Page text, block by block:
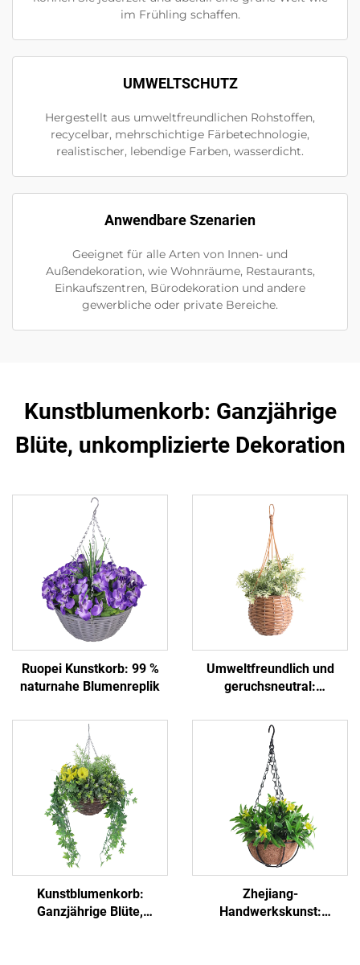
im Frühling schaffen.
UMWELTSCHUTZ
Hergestellt aus umweltfreundlichen Rohstoffen,
recycelbar, mehrschichtige Färbetechnologie,
realistischer, lebendige Farben, wasserdicht.
Anwendbare Szenarien
Geeignet für alle Arten von Innen- und
Außendekoration, wie Wohnräume, Restaurants,
Einkaufszentren, Bürodekoration und andere
gewerbliche oder private Bereiche.
Kunstblumenkorb: Ganzjährige
Blüte, unkomplizierte Dekoration
Ruopei Kunstkorb: 99 %
naturnahe Blumenreplik
Umweltfreundlich und
geruchsneutral:
Kunsthblumenkorb
Kunstblumenkorb:
Ganzjährige Blüte,
Zhejiang-
Handwerkskunst: